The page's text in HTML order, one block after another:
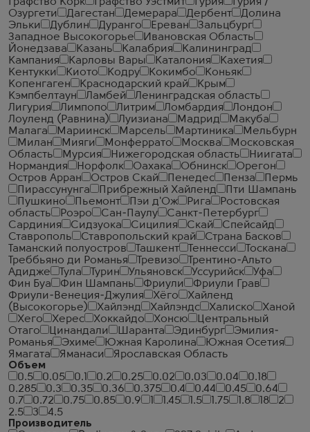
Озургети
Дагестан Демерара Дербент
Долина
Эльки
Дублин Дуранго Ереван
Зальцбург
Западное Высокогорье
Ивановская Область
Йонедзава
Казань Калабрия
Калининград
Кампания
Карловы Вары Каталония
Кахетия
Кентукки
Киото Кодру Кокимбо
Коньяк
Копенгаген
Краснодарский край
Крым
Кэмпбелтаун
Ламбей
Ленинградская область
Лигурия
Лимпопо Литрим Ломбардия
Лондон
Лоуленд (Равнина)
Луизиана Мадрид
Макуба
Малага
Мариинск Марсель Мартиника
Мельбурн
Милан
Мияги Монферрато Москва
Московская
Область
Мурсия Нижегородская область
Ниигата
Нормандия
Норфолк Оахака Обнинск
Орегон
Остров Арран
Остров Скай Пенедес Пенза
Пермь
Пирассунунга
Прибрежный Хайленд
Пти Шампань
Пушкино
Пьемонт Пэи д'Ож Рига
Ростовская
область
Роэро Сан-Паулу
Санкт-Петербург
Сардиния
Сидзуока Сицилия Скай
Спейсайд
Ставрополь
Ставропольский край
Страна Басков
Таманский полуостров
Ташкент Теннесси
Тоскана
Треббьяно ди Романья
Тревизо
Трентино-Альто
Адидже
Тула Турин Ульяновск Уссурийск
Уфа
Фин Буа
Фин Шампань Фриули
Фриули Грав
Фриули-Венеция-Джулия
Хёго
Хайленд
(Высокогорье)
Хайлэнд Хайлэндс Халиско
Ханой
Хего
Херес Хоккайдо Хонсю
Центральный
Отаго
Цинандали Шаранта Эдинбург
Эмилия-
Романья
Эхиме Южная Каролина
Южная Осетия
Ямагата
Яманаси
Ярославская Область
Объем
0.5
0.05 0.1 0.2 0.25 0.02 0.03 0.04
0.18
0.285
0.3 0.35 0.36 0.375 0.4 0.44 0.45
0.64
0.7
0.72 0.75 0.85 0.9 1.45 1.5 1.75 1.8 18
2
2.5
3
4.5
Производитель